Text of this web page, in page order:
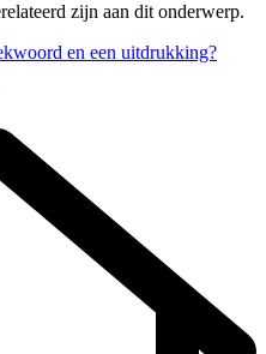
zijn aan dit onderwerp.
en een uitdrukking?